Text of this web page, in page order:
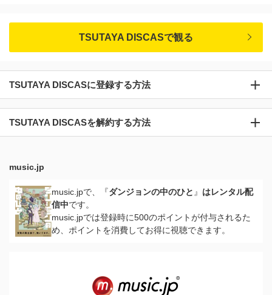
TSUTAYA DISCASで観る
TSUTAYA DISCASに登録する方法
TSUTAYA DISCASを解約する方法
music.jp
music.jpで、『ダンジョンの中のひと 』 はレンタル配
信中です。
music.jpでは登録時に500のポイントが付与されるた
め、ポイントを消費してお得に視聴できます。